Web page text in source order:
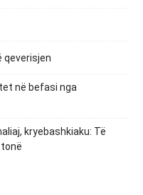
qeverisjen
në befasi nga
kryebashkiaku: Të